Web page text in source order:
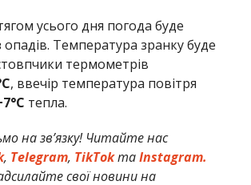
усього дня погода буде
Температура зранку буде
термометрів
, ввечір температура повітря
тепла.
на зв’язку! Читайте нас
, Telegram, TikTokтаInstagram.
свої новини на